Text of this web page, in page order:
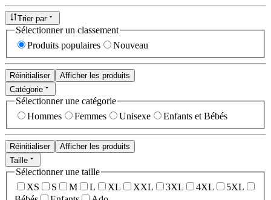
Trier par
Sélectionner un classement
Produits populaires
Nouveau
Réinitialiser
Afficher les produits
Catégorie
Sélectionner une catégorie
Hommes
Femmes Unisexe Enfants et Bébés
Réinitialiser
Afficher les produits
Taille
Sélectionner une taille
XS
S M L XL XXL 3XL 4XL
5XL